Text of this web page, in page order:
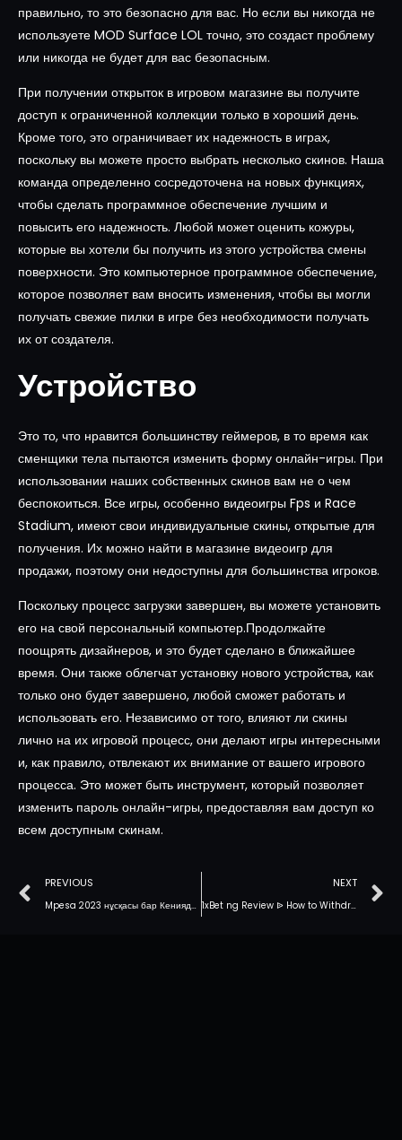
правильно, то это безопасно для вас. Но если вы никогда не
используете MOD Surface LOL точно, это создаст проблему
или никогда не будет для вас безопасным.
При получении открыток в игровом магазине вы получите
доступ к ограниченной коллекции только в хороший день.
Кроме того, это ограничивает их надежность в играх,
поскольку вы можете просто выбрать несколько скинов. Наша
команда определенно сосредоточена на новых функциях,
чтобы сделать программное обеспечение лучшим и
повысить его надежность. Любой может оценить кожуры,
которые вы хотели бы получить из этого устройства смены
поверхности. Это компьютерное программное обеспечение,
которое позволяет вам вносить изменения, чтобы вы могли
получать свежие пилки в игре без необходимости получать
их от создателя.
Устройство
Это то, что нравится большинству геймеров, в то время как
сменщики тела пытаются изменить форму онлайн-игры. При
использовании наших собственных скинов вам не о чем
беспокоиться. Все игры, особенно видеоигры Fps и Race
Stadium, имеют свои индивидуальные скины, открытые для
получения. Их можно найти в магазине видеоигр для
продажи, поэтому они недоступны для большинства игроков.
Поскольку процесс загрузки завершен, вы можете установить
его на свой персональный компьютер.Продолжайте
поощрять дизайнеров, и это будет сделано в ближайшее
время. Они также облегчат установку нового устройства, как
только оно будет завершено, любой сможет работать и
использовать его. Независимо от того, влияют ли скины
лично на их игровой процесс, они делают игры интересными
и, как правило, отвлекают их внимание от вашего игрового
процесса. Это может быть инструмент, который позволяет
изменить пароль онлайн-игры, предоставляя вам доступ ко
всем доступным скинам.
PREVIOUS
Mpesa 2023 нұсқасы бар Кениядағы 10 жақсы Fx брокерлері
NEXT
1xBet ng Review ᐉ How to Withdraw away from 1xBet inside Nigeria